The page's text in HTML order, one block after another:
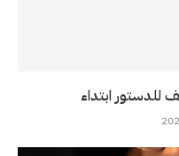
للدستور ابتداء